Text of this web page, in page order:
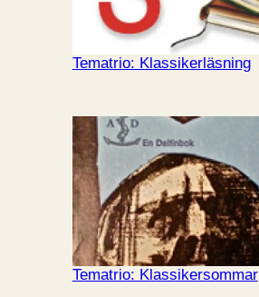
Tematrio: Klassikerläsning
Tematrio: Klassikersommar